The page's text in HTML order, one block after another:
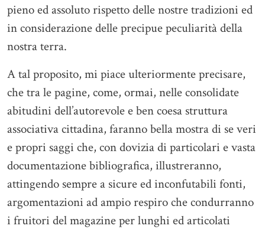
pieno ed assoluto rispetto delle nostre tradizioni ed
in considerazione delle precipue peculiarità della
nostra terra.
A tal proposito, mi piace ulteriormente precisare,
che tra le pagine, come, ormai, nelle consolidate
abitudini dell’autorevole e ben coesa struttura
associativa cittadina, faranno bella mostra di se veri
e propri saggi che, con dovizia di particolari e vasta
documentazione bibliografica, illustreranno,
attingendo sempre a sicure ed inconfutabili fonti,
argomentazioni ad ampio respiro che condurranno
i fruitori del magazine per lunghi ed articolati